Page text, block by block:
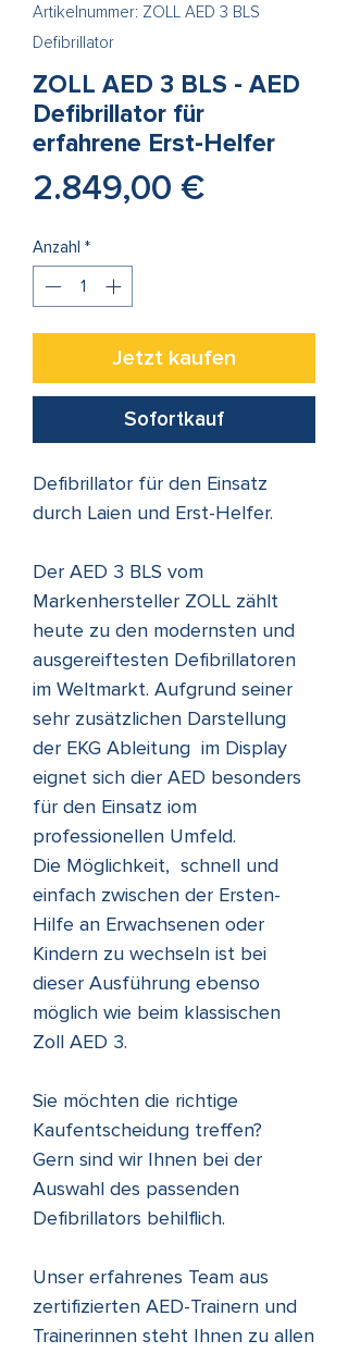
Artikelnummer: ZOLL AED 3 BLS
Defibrillator
ZOLL AED 3 BLS - AED
Defibrillator für
erfahrene Erst-Helfer
2.849,00 €Preis
Anzahl *
Jetzt kaufen
Sofortkauf
Defibrillator für den Einsatz
durch Laien und Erst-Helfer.
Der AED 3 BLS vom
Markenhersteller ZOLL zählt
heute zu den modernsten und
ausgereiftesten Defibrillatoren
im Weltmarkt. Aufgrund seiner
sehr zusätzlichen Darstellung
der EKG Ableitung im Display
eignet sich dier AED besonders
für den Einsatz iom
professionellen Umfeld.
Die Möglichkeit, schnell und
einfach zwischen der Ersten-
Hilfe an Erwachsenen oder
Kindern zu wechseln ist bei
dieser Ausführung ebenso
möglich wie beim klassischen
Zoll AED 3.
Sie möchten die richtige
Kaufentscheidung treffen?
Gern sind wir Ihnen bei der
Auswahl des passenden
Defibrillators behilflich.
Unser erfahrenes Team aus
zertifizierten AED-Trainern und
Trainerinnen steht Ihnen zu allen